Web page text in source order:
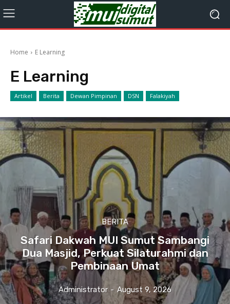
Home E Learning
E Learning
Artikel Berita Dewan Pimpinan DSN Falakiyah
BERITA
Safari Dakwah MUI Sumut Sambangi
Dua Masjid, Perkuat Silaturahmi dan
Pembinaan Umat
Administrator - August 9, 2026